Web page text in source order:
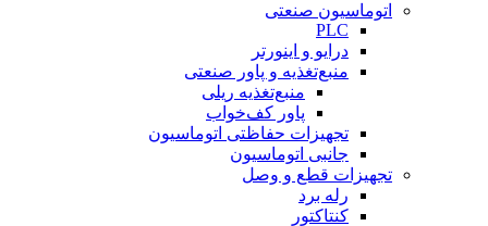
اتوماسیون صنعتی
PLC
درایو و اینورتر
منبع‌تغذیه و پاور صنعتی
منبع‌تغذیه ریلی
پاور کف‌خواب
تجهیزات حفاظتی اتوماسیون
جانبی اتوماسیون
تجهیزات قطع و وصل
رله برد
کنتاکتور